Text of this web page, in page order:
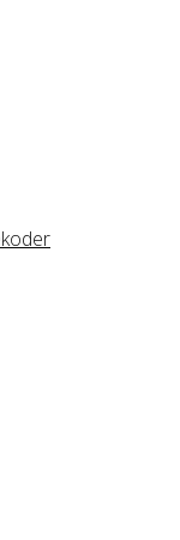
bygget i årene
som
end hvad man